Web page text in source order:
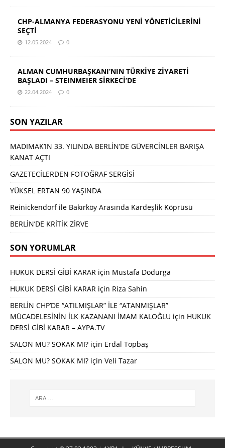
CHP-ALMANYA FEDERASYONU YENİ YÖNETİCİLERİNİ
SEÇTİ
12.05.2024 0
ALMAN CUMHURBAŞKANI’NIN TÜRKİYE ZİYARETİ
BAŞLADI – STEINMEIER SİRKECİ’DE
22.04.2024 0
SON YAZILAR
MADIMAK’IN 33. YILINDA BERLİN’DE GÜVERCİNLER BARIŞA
KANAT AÇTI
GAZETECİLERDEN FOTOĞRAF SERGİSİ
YÜKSEL ERTAN 90 YAŞINDA
Reinickendorf ile Bakırköy Arasında Kardeşlik Köprüsü
BERLİN’DE KRİTİK ZİRVE
SON YORUMLAR
HUKUK DERSİ GİBİ KARAR için Mustafa Dodurga
HUKUK DERSİ GİBİ KARAR için Riza Sahin
BERLİN CHP’DE “ATILMIŞLAR” İLE “ATANMIŞLAR”
MÜCADELESİNİN İLK KAZANANI İMAM KALOĞLU için HUKUK
DERSİ GİBİ KARAR – AYPA.TV
SALON MU? SOKAK MI? için Erdal Topbaş
SALON MU? SOKAK MI? için Veli Tazar